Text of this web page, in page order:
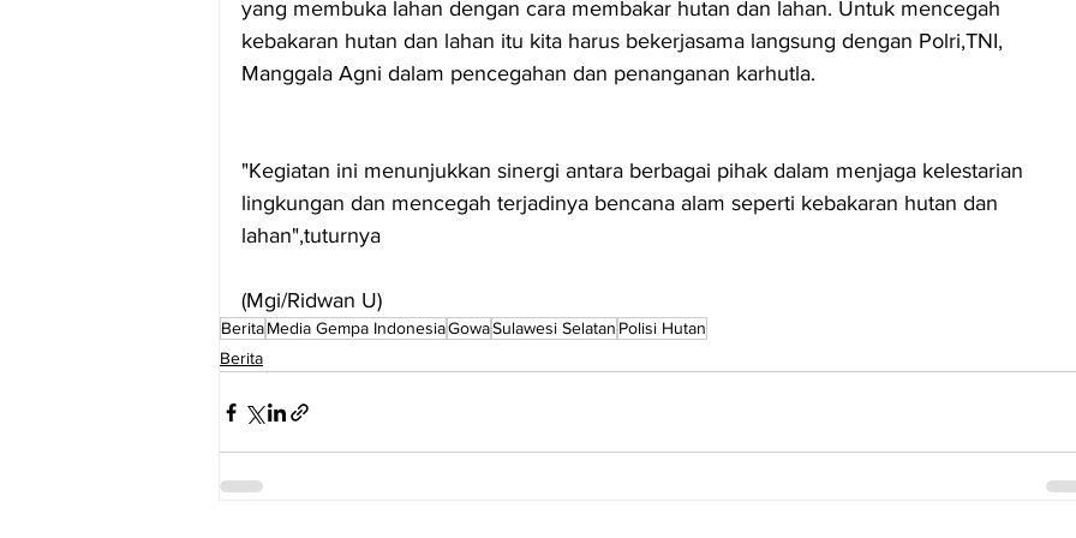
yang membuka lahan dengan cara membakar hutan dan lahan. Untuk mencegah
kebakaran hutan dan lahan itu kita harus bekerjasama langsung dengan Polri,TNI,
Manggala Agni dalam pencegahan dan penanganan karhutla.
"Kegiatan ini menunjukkan sinergi antara berbagai pihak dalam menjaga kelestarian
lingkungan dan mencegah terjadinya bencana alam seperti kebakaran hutan dan
lahan",tuturnya
(Mgi/Ridwan U)
BeritaMedia Gempa IndonesiaGowaSulawesi Selatan Polisi Hutan
Berita